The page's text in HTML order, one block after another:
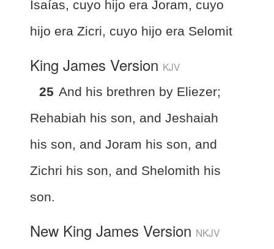
Isaías, cuyo hijo era Joram, cuyo
hijo era Zicri, cuyo hijo era Selomit
King James Version KJV
25 And his brethren by Eliezer;
Rehabiah his son, and Jeshaiah
his son, and Joram his son, and
Zichri his son, and Shelomith his
son.
New King James Version NKJV